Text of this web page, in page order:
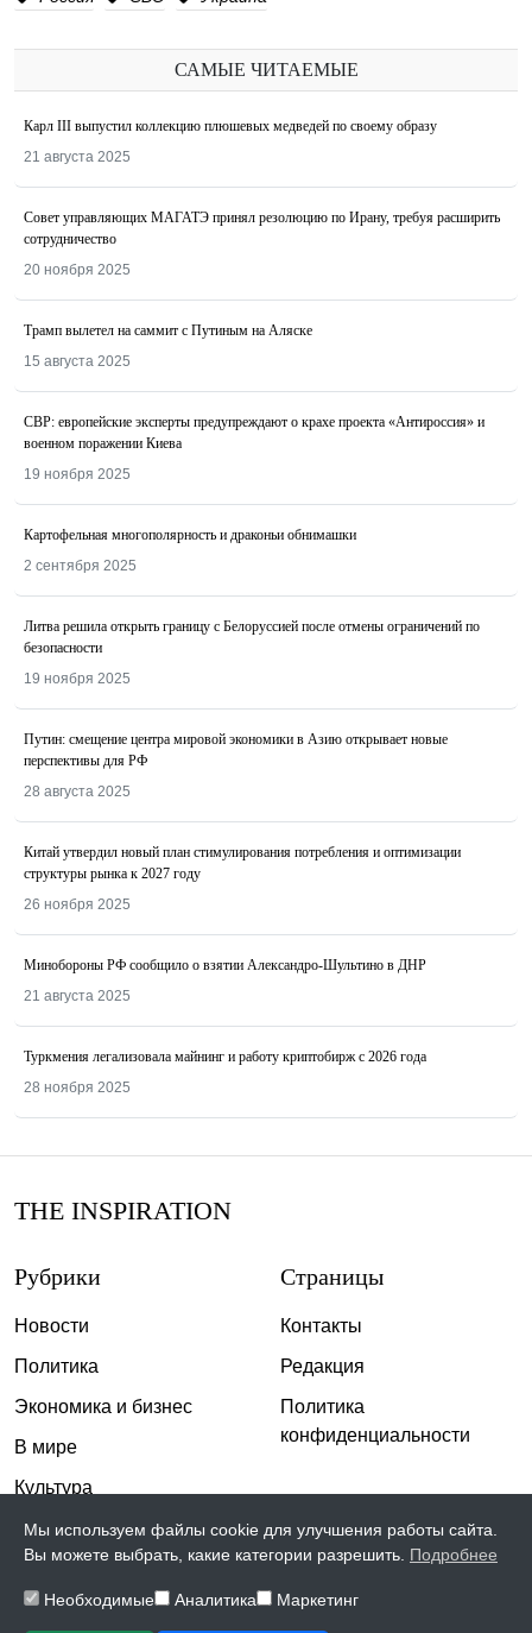
САМЫЕ ЧИТАЕМЫЕ
Карл III выпустил коллекцию плюшевых медведей по своему образу
21 августа 2025
Совет управляющих МАГАТЭ принял резолюцию по Ирану, требуя расширить
сотрудничество
20 ноября 2025
Трамп вылетел на саммит с Путиным на Аляске
15 августа 2025
СВР: европейские эксперты предупреждают о крахе проекта «Антироссия» и
военном поражении Киева
19 ноября 2025
Картофельная многополярность и драконьи обнимашки
2 сентября 2025
Литва решила открыть границу с Белоруссией после отмены ограничений по
безопасности
19 ноября 2025
Путин: смещение центра мировой экономики в Азию открывает новые
перспективы для РФ
28 августа 2025
Китай утвердил новый план стимулирования потребления и оптимизации
структуры рынка к 2027 году
26 ноября 2025
Минобороны РФ сообщило о взятии Александро-Шультино в ДНР
21 августа 2025
Туркмения легализовала майнинг и работу криптобирж с 2026 года
28 ноября 2025
THE INSPIRATION
Рубрики
Новости
Политика
Экономика и бизнес
В мире
Культура
Спорт
Происшествия
Страницы
Контакты
Редакция
Политика
конфиденциальности
Мы используем файлы cookie для улучшения работы сайта.
Вы можете выбрать, какие категории разрешить. Подробнее
Необходимые Аналитика Маркетинг